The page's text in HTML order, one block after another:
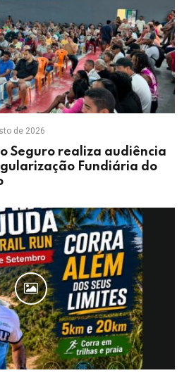
de 2026
Seguro realiza audiência
Fundiária do